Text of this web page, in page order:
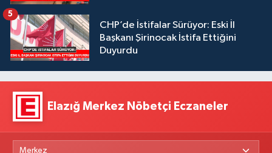
CHP’de İstifalar Sürüyor: Eski İl
Başkanı Şirinocak İstifa Ettiğini
Duyurdu
5
Elazığ Merkez Nöbetçi Eczaneler